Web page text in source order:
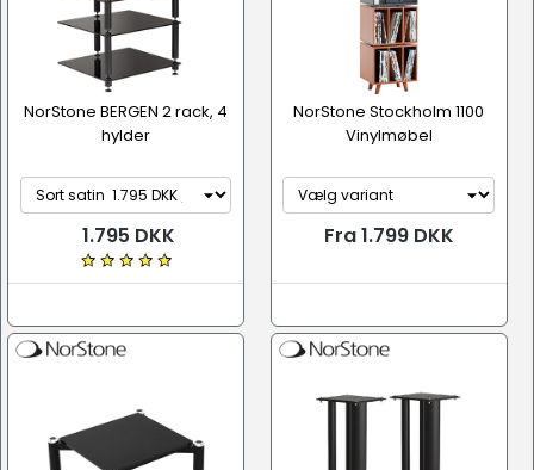
NorStone BERGEN 2 rack, 4
hylder
1.795 DKK
NorStone Stockholm 1100
Vinylmøbel
Fra 1.799 DKK